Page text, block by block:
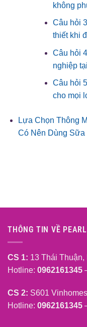
không
Câu hỏi
thiết khi
Câu hỏi
nghiệp
Câu hỏi
cho mọi
Lựa Chọn Thông
Có Nên Dùng Sữa
THÔNG TIN VỀ
CS 1: 13 Thái Thuận,
Hotline: 0962161345
CS 2: S601
Hotline: 0962161345